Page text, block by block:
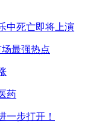
中死亡即将上演
场最强热点
药
一步打开！